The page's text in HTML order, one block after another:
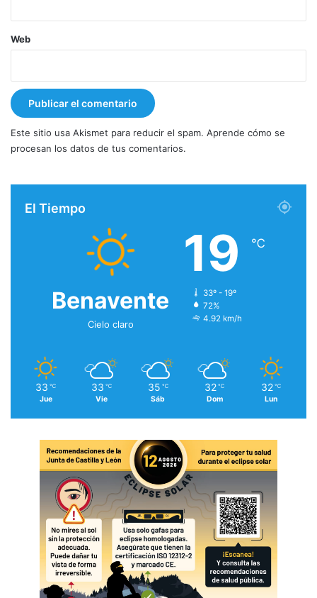
Web
Este sitio usa Akismet para reducir el spam. Aprende cómo se
procesan los datos de tus comentarios.
El Tiempo
Benavente
Cielo claro
19 ℃
33º - 19º
72%
4.92 km/h
33 ℃
Jue
33 ℃
Vie
35 ℃
Sáb
32 ℃
Dom
32 ℃
Lun